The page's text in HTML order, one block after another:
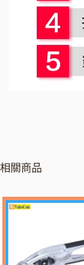
相關商品